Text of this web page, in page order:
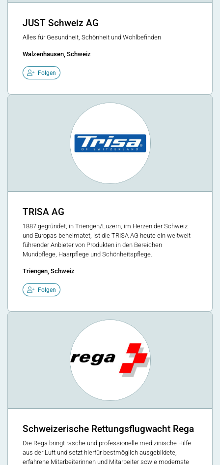
JUST Schweiz AG
Alles für Gesundheit, Schönheit und Wohlbefinden
Walzenhausen, Schweiz
Folgen
TRISA AG
1887 gegründet, in Triengen/Luzern, im Herzen der Schweiz
und Europas beheimatet, ist die TRISA AG heute ein weltweit
führender Anbieter von Produkten in den Bereichen
Mundpflege, Haarpflege und Schönheitspflege.
Triengen, Schweiz
Folgen
Schweizerische Rettungsflugwacht Rega
Die Rega bringt rasche und professionelle medizinische Hilfe
aus der Luft und setzt hierfür bestmöglich ausgebildete,
erfahrene Mitarbeiterinnen und Mitarbeiter sowie modernste